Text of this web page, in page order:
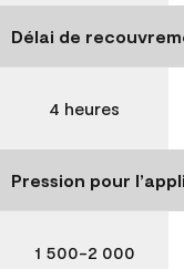
Délai de
4 heures
Pression pour
1 500-2 000